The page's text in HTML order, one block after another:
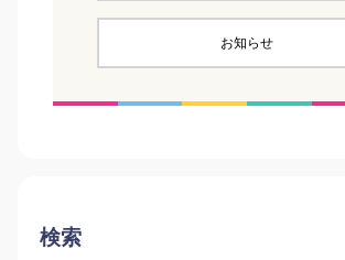
お知らせ
検索